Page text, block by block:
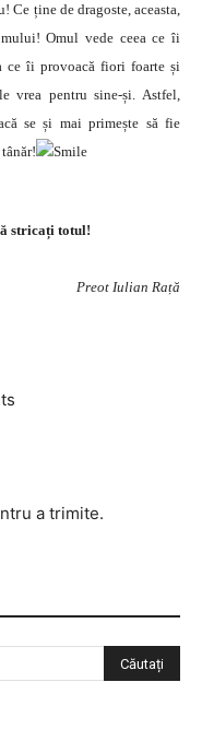
Ce ține de dragoste, aceasta,
Omul vede ceea ce îi
ce îi provoacă fiori foarte și
vrea pentru sine-și. Astfel,
se și mai primește să fie
stricați totul!
Preot Iulian Rață
a trimite.